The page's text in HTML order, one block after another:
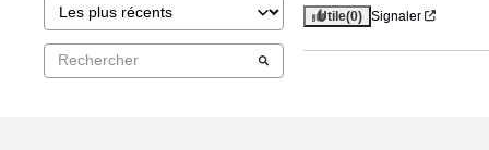
Utile(0) Signaler